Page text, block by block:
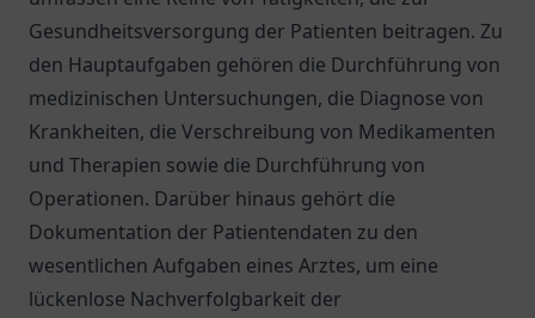
Gesundheitsversorgung der Patienten beitragen. Zu
den Hauptaufgaben gehören die Durchführung von
medizinischen Untersuchungen, die Diagnose von
Krankheiten, die Verschreibung von Medikamenten
und Therapien sowie die Durchführung von
Operationen. Darüber hinaus gehört die
Dokumentation der Patientendaten zu den
wesentlichen Aufgaben eines Arztes, um eine
lückenlose Nachverfolgbarkeit der